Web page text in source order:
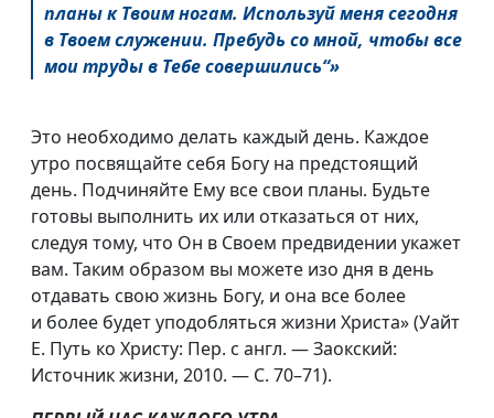
планы к Твоим ногам. Используй меня сегодня
в Твоем служении. Пребудь со мной, чтобы все
мои труды в Тебе совершились“»
Это необходимо делать каждый день. Каждое
утро посвящайте себя Богу на предстоящий
день. Подчиняйте Ему все свои планы. Будьте
готовы выполнить их или отказаться от них,
следуя тому, что Он в Своем предвидении укажет
вам. Таким образом вы можете изо дня в день
отдавать свою жизнь Богу, и она все более
и более будет уподобляться жизни Христа» (Уайт
Е. Путь ко Христу: Пер. с англ. — Заокский:
Источник жизни, 2010. — С. 70–71).